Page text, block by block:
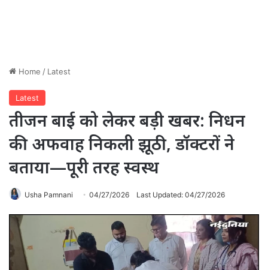
Home / Latest
Latest
तीजन बाई को लेकर बड़ी खबर: निधन
की अफवाह निकली झूठी, डॉक्टरों ने
बताया—पूरी तरह स्वस्थ
Usha Pamnani 04/27/2026 Last Updated: 04/27/2026